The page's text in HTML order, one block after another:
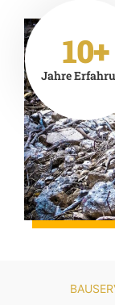
10+
Jahre